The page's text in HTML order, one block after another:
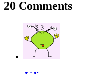
20 Comments